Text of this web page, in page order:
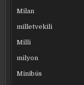
Milan
milletvekili
Milli
milyon
Minibüs